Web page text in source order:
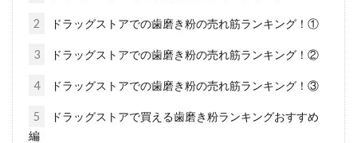
歯磨き男子は歯ブラシにこだわれ！
ガムのおすすめはこれだ！
健康な歯を意識している「歯磨き男子」が、歯
2 ドラッグストアでの歯磨き粉の売れ筋ランキング！①
3 ドラッグストアでの歯磨き粉の売れ筋ランキング！②
4 ドラッグストアでの歯磨き粉の売れ筋ランキング！③
5
ドラッグストアで買える歯磨き粉ランキングおすすめ
編